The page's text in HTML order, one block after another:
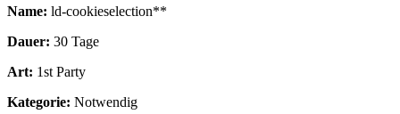
Name: ld-cookieselection**
Dauer: 30 Tage
Art: 1st Party
Kategorie: Notwendig